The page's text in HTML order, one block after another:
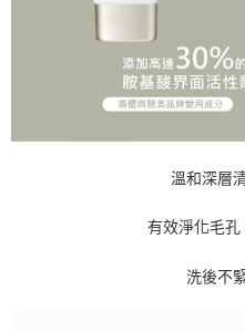
溫和深層
有效淨化毛
洗後不